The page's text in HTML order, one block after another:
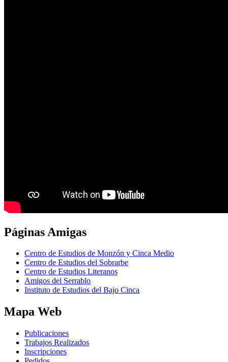
Páginas Amigas
Centro de Estudios de Monzón y Cinca Medio
Centro de Estudios del Sobrarbe
Centro de Estudios Literanos
Amigos del Serrablo
Instituto de Estudios del Bajo Cinca
Mapa Web
Publicaciones
Trabajos Realizados
Inscripciones